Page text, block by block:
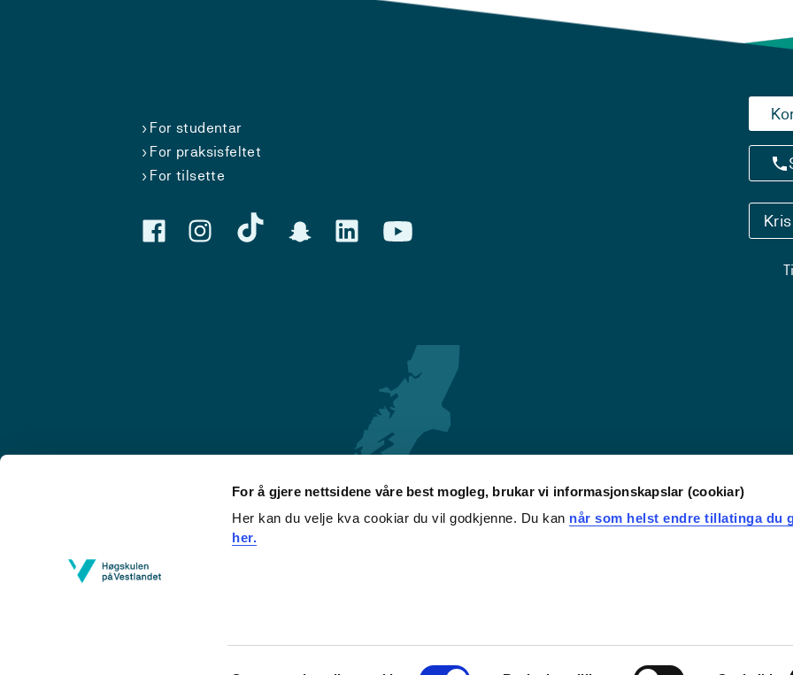
For å gjere nettsidene våre best mogleg, brukar vi informasjonskapslar (cookiar)
Her kan du velje kva cookiar du vil godkjenne. Du kan når som helst endre tillatinga du
her.
For studentar
For praksisfeltet
For tilsette